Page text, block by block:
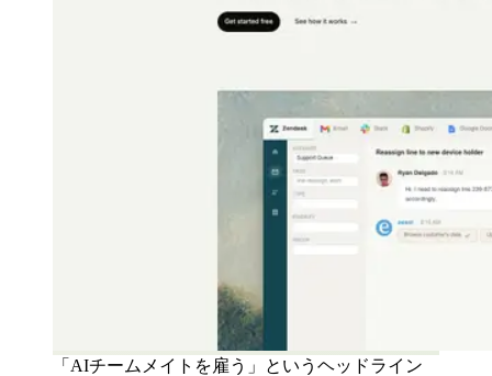
「AIチームメイトを雇う」というヘッドライン